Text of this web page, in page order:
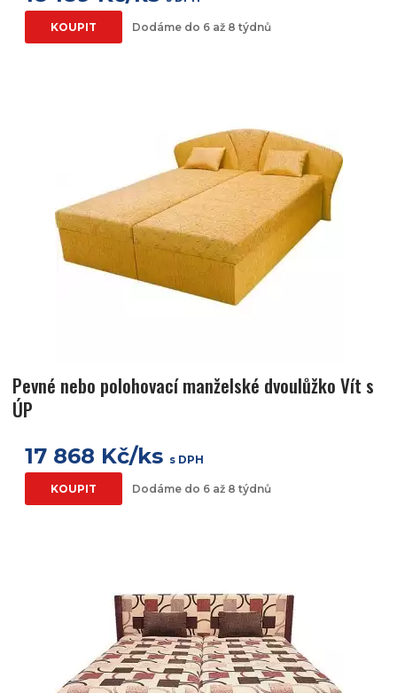
KOUPIT Dodáme do 6 až 8 týdnů
Pevné nebo polohovací manželské dvoulůžko Vít s
ÚP
17 868 Kč/ks s DPH
KOUPIT Dodáme do 6 až 8 týdnů